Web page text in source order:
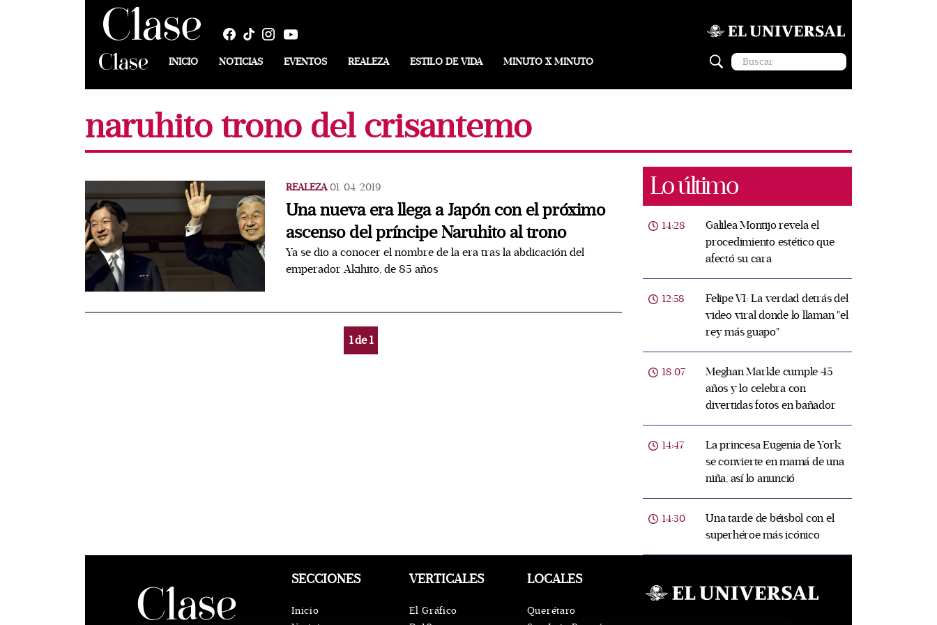
INICIO NOTICIAS EVENTOS REALEZA ESTILO DE VIDA MINUTO X MINUTO
naruhito trono del crisantemo
REALEZA 01/04/2019
Una nueva era llega a Japón con el próximo
ascenso del príncipe Naruhito al trono
Ya se dio a conocer el nombre de la era tras la abdicación del
emperador Akihito, de 85 años
1de1
Lo último
14:28
Galilea Montijo revela el
procedimiento estético que
afectó su cara
12:58
Felipe VI: La verdad detrás del
video viral donde lo llaman "el
rey más guapo"
18:07
Meghan Markle cumple 45
años y lo celebra con
divertidas fotos en bañador
14:47
La princesa Eugenia de York
se convierte en mamá de una
niña, así lo anunció
14:30
Una tarde de béisbol con el
superhéroe más icónico
SECCIONES
Inicio
VERTICALES
El Gráfico
LOCALES
Querétaro